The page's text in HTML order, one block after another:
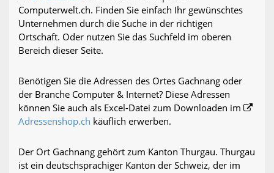
Computerwelt.ch. Finden Sie einfach Ihr gewünschtes
Unternehmen durch die Suche in der richtigen
Ortschaft. Oder nutzen Sie das Suchfeld im oberen
Bereich dieser Seite.
Benötigen Sie die Adressen des Ortes Gachnang oder
der Branche Computer & Internet? Diese Adressen
können Sie auch als Excel-Datei zum Downloaden im
Adressenshop.ch käuflich erwerben.
Der Ort Gachnang gehört zum Kanton Thurgau. Thurgau
ist ein deutschsprachiger Kanton der Schweiz, der im